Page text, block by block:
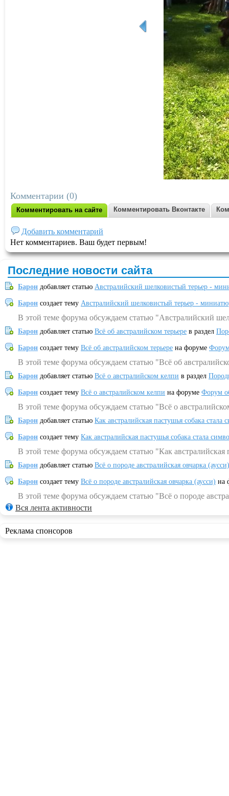
Комментарии (0)
Комментировать на сайте Комментировать Вконтакте
Добавить комментарий
Нет комментариев. Ваш будет первым!
Последние новости сайта
Барон добавляет статью Австралийский шелковистый терьер -
Барон создает тему Австралийский шелковистый терьер -
В этой теме форума обсуждаем статью "Австралийский
Барон добавляет статью Всё об австралийском терьере в раздел
Барон создает тему Всё об австралийском терьере на форуме
В этой теме форума обсуждаем статью "Всё об
Барон добавляет статью Всё о австралийском келпи в раздел
Барон создает тему Всё о австралийском келпи на форуме Форум
В этой теме форума обсуждаем статью "Всё о
Барон добавляет статью Как австралийская пастушья собака
Барон создает тему Как австралийская пастушья собака стала
В этой теме форума обсуждаем статью "Как
Барон добавляет статью Всё о породе австралийская овчарка (аусси)
Барон создает тему Всё о породе австралийская овчарка (аусси) на
В этой теме форума обсуждаем статью "Всё о породе
Вся лента активности
Реклама спонсоров